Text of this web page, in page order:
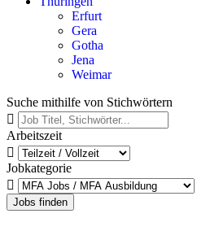
Erfurt
Gera
Gotha
Jena
Weimar
Suche mithilfe von Stichwörtern
Arbeitszeit
Jobkategorie
Jobs finden